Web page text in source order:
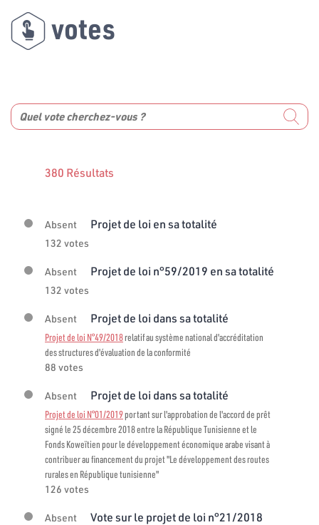
votes
380 Résultats
Absent Projet de loi en sa totalité
132 votes
Absent Projet de loi n°59/2019 en sa totalité
132 votes
Absent Projet de loi dans sa totalité
Projet de loi N°49/2018relatif au système national d'accréditation
des structures d'évaluation de la conformité
88 votes
Absent Projet de loi dans sa totalité
Projet de loi N°01/2019portant sur l'approbation de l'accord de prêt
signé le 25 décembre 2018 entre la République Tunisienne et le
Fonds Koweïtien pour le développement économique arabe visant à
contribuer au financement du projet "Le développement des routes
rurales en République tunisienne"
126 votes
Absent
Vote sur le projet de loi n°21/2018